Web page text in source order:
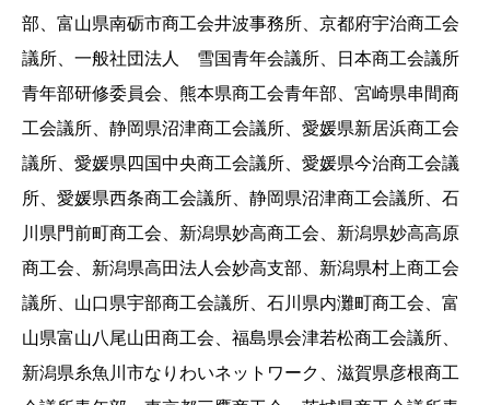
部、富山県南砺市商工会井波事務所、京都府宇治商工会
議所、一般社団法人 雪国青年会議所、日本商工会議所
青年部研修委員会、熊本県商工会青年部、宮崎県串間商
工会議所、静岡県沼津商工会議所、愛媛県新居浜商工会
議所、愛媛県四国中央商工会議所、愛媛県今治商工会議
所、愛媛県西条商工会議所、静岡県沼津商工会議所、石
川県門前町商工会、新潟県妙高商工会、新潟県妙高高原
商工会、新潟県高田法人会妙高支部、新潟県村上商工会
議所、山口県宇部商工会議所、石川県内灘町商工会、富
山県富山八尾山田商工会、福島県会津若松商工会議所、
新潟県糸魚川市なりわいネットワーク、滋賀県彦根商工